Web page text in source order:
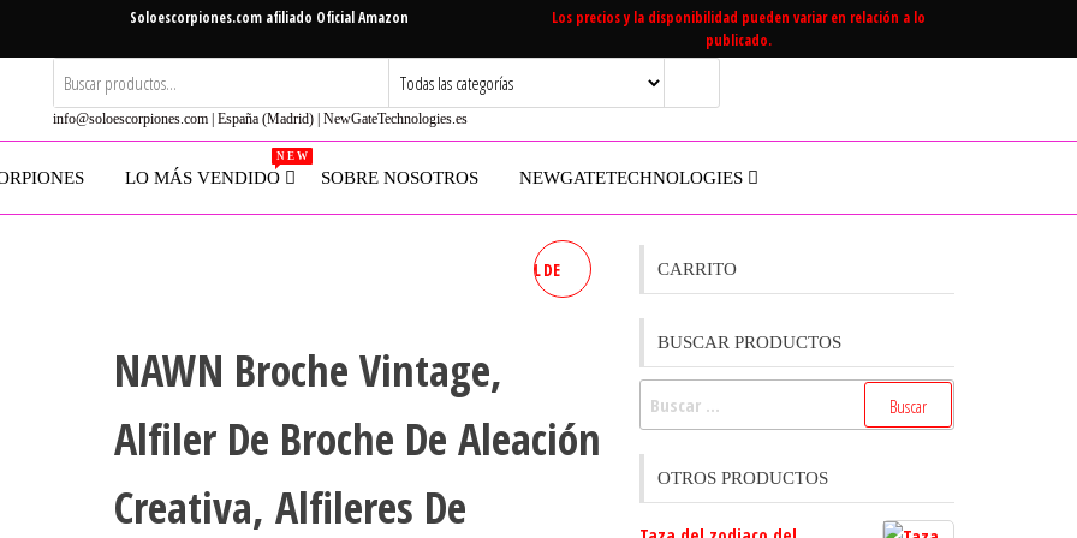
Soloescorpiones.com afiliado Oficial Amazon
Los precios y la disponibilidad pueden variar en relación a lo
publicado.
info@soloescorpiones.com | España (Madrid) | NewGateTechnologies.es
LO MÁS VENDIDO
N E W
SOBRE NOSOTROS NEWGATETECHNOLOGIES
ZORYER BROCHES CRISTAL DE
CAMARÓN BROCHE DE LA
VENDIMIA ANIMALES
BROCHES DE STRASS DE
NAWN Broche Vintage,
Alfiler De Broche De Aleación
Creativa, Alfileres De
CARRITO
BUSCAR PRODUCTOS
OTROS PRODUCTOS